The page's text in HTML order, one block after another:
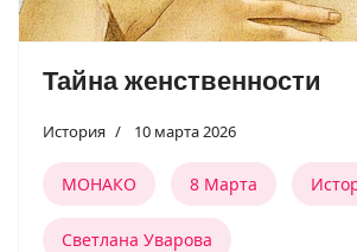
Тайна женственности
История 10 марта 2026
МОНАКО 8 Марта
Светлана Уварова